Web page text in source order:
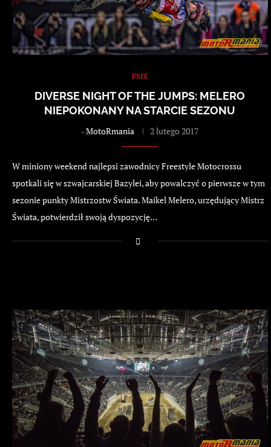
FMX
DIVERSE NIGHT OF THE JUMPS: MELERO
NIEPOKONANY NA STARCIE SEZONU
-MotoRmania 2 lutego 2017
W miniony weekend najlepsi zawodnicy Freestyle Motocrossu
spotkali się w szwajcarskiej Bazylei, aby powalczyć o pierwsze w tym
sezonie punkty Mistrzostw Świata. Maikel Melero, urzędujący Mistrz
Świata, potwierdził swoją dyspozycję…